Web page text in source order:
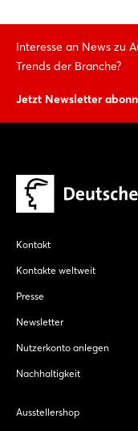
Interesse an News zu
Trends der Branche?
Jetzt Newsletter
Kontakt
Kontakte weltweit
Presse
Newsletter
Nutzerkonto anlegen
Nachhaltigkeit
Ausstellershop